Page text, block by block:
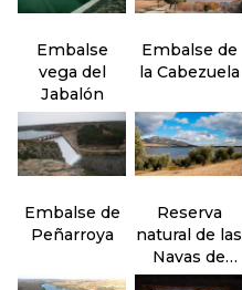
Embalse
vega del
Jabalón
Embalse de
la Cabezuela
Embalse de
Peñarroya
Reserva
natural de las
Navas de
Malagón